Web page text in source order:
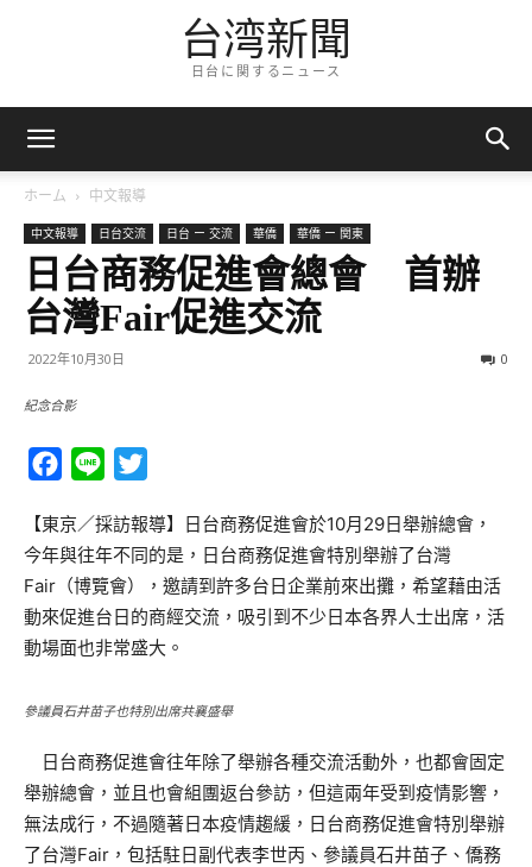
台湾新聞
日台に関するニュース
ホーム 中文報導
中文報導 日台交流 日台 ー 交流 華僑 華僑 ー 関東
日台商務促進會總會 首辦
台灣Fair促進交流
2022年10月30日 0
紀念合影
Facebook
Line
【東京／採訪報導】日台商務促進會於10月29日舉辦總會，
今年與往年不同的是，日台商務促進會特別舉辦了台灣
Fair（博覽會），邀請到許多台日企業前來出攤，希望藉由活
動來促進台日的商經交流，吸引到不少日本各界人士出席，活
動場面也非常盛大。
參議員石井苗子也特別出席共襄盛舉
日台商務促進會往年除了舉辦各種交流活動外，也都會固定
舉辦總會，並且也會組團返台參訪，但這兩年受到疫情影響，
無法成行，不過隨著日本疫情趨緩，日台商務促進會特別舉辦
了台灣Fair，包括駐日副代表李世丙、參議員石井苗子、僑務